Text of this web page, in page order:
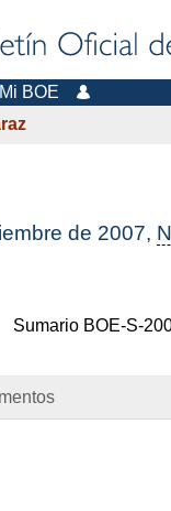
Mi BOE
de 2007,
Sumario BOE-S-